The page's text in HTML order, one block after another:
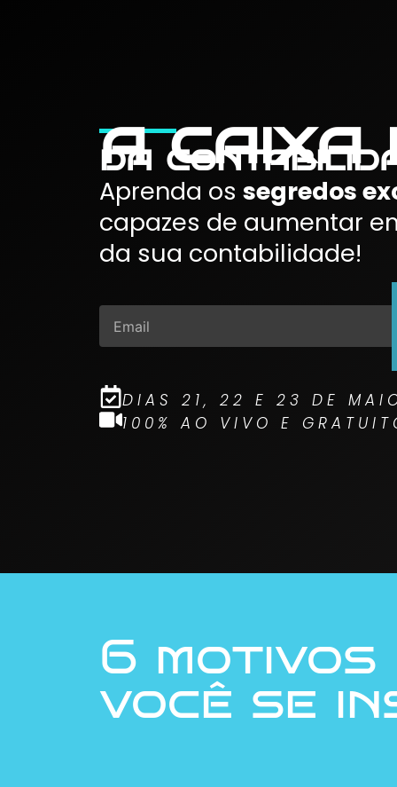
a
da
Aprenda os segredos
capazes de aumentar
da sua contabilidade!
DIAS 21, 22 E 23 DE
100% AO VIVO E
6
você se